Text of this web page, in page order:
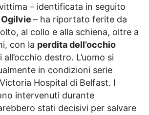
– identificata in seguito
– ha riportato ferite da
al collo e alla schiena, oltre a
con la perdita dell’occhio
all’occhio destro. L’uomo si
in condizioni serie
Hospital di Belfast. I
intervenuti durante
stati decisivi per salvare